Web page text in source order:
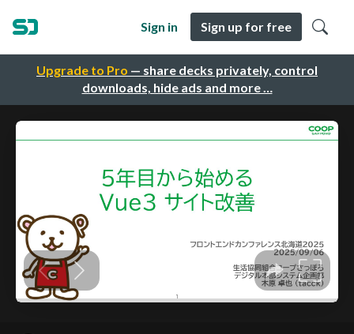
Upgrade to Pro — share decks privately, control
downloads, hide ads and more …
Sign in Sign up for free